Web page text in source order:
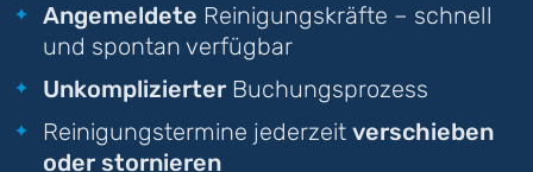
Angemeldete Reinigungskräfte – schnell
und spontan verfügbar
Unkomplizierter Buchungsprozess
Reinigungstermine jederzeit verschieben
oder stornieren